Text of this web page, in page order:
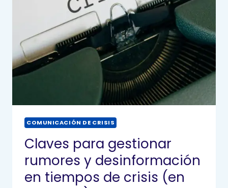
COMUNICACIÓN DE CRISIS
Claves para gestionar
rumores y desinformación
en tiempos de crisis (en